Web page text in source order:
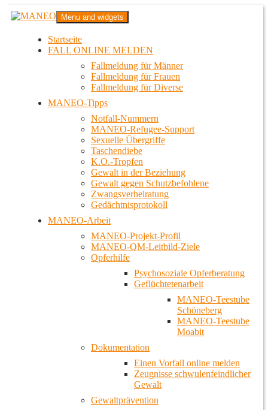
Zum
InhaltMANEO
Das schwule Anti-Gewalt-Projekt in Berlin
Menu and widgets
Startseite
FALL ONLINE MELDEN
Fallmeldung für Männer
Fallmeldung für Frauen
Fallmeldung für Diverse
MANEO-Tipps
Notfall-Nummern
MANEO-Refugee-Support
Sexuelle Übergriffe
Taschendiebe
K.O.-Tropfen
Gewalt in der Beziehung
Gewalt gegen Schutzbefohlene
Zwangsverheiratung
Gedächtnisprotokoll
MANEO-Arbeit
MANEO-Projekt-Profil
MANEO-QM-Leitbild-Ziele
Opferhilfe
Psychosoziale Opferberatung
Geflüchtetenarbeit
MANEO-Teestube
Schöneberg
MANEO-Teestube
Moabit
Dokumentation
Einen Vorfall online melden
Zeugnisse schwulenfeindlicher
Gewalt
Gewaltprävention